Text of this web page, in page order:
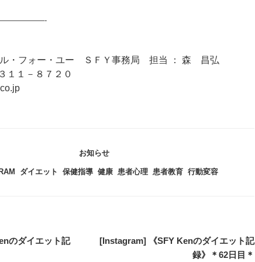
・フォー・ユー ＳＦＹ事務局 担当 ： 森 昌弘
１－８７２０
カ
ゴ
お知らせ
ダイエット ,保健指導 ,健康 ,患者心理 ,患者教育 ,行動変容
のダイエット記
次
[Instagram] 《SFY Kenのダイエット記
録》＊62日目＊